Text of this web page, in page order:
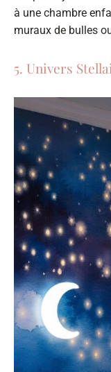
à une chambre
muraux de bulles
5. Univers